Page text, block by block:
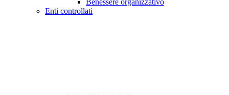
Benessere organizzativo
Enti controllati